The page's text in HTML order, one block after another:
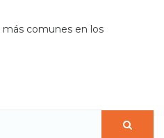
comunes en los